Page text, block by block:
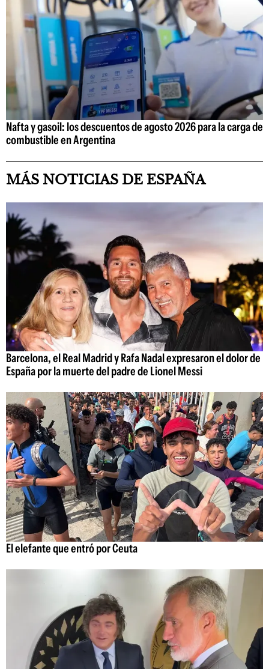
Nafta y gasoil: los descuentos de agosto 2026 para la carga de
combustible en Argentina
MÁS NOTICIAS DE ESPAÑA
Barcelona, el Real Madrid y Rafa Nadal expresaron el dolor de
España por la muerte del padre de Lionel Messi
El elefante que entró por Ceuta